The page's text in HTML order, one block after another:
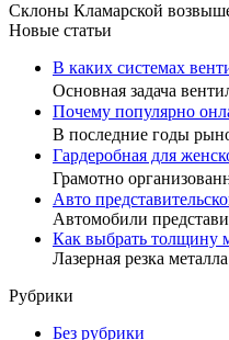
Склоны Кламарской
Новые статьи
В каких системах
Основная задача
Почему популярно
В последние годы
Гардеробная для
Грамотно
Авто
Автомобили
Как выбрать толщину
Лазерная резка
Рубрики
Без рубрики